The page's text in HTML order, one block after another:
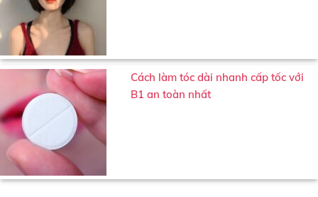
Cách làm tóc dài nhanh cấp tốc với
B1 an toàn nhất